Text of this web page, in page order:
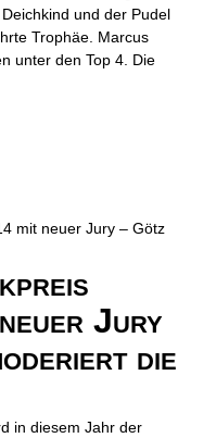
und der Pudel
Trophäe. Marcus
unter den Top 4. Die
Jury
die
in diesem Jahr der